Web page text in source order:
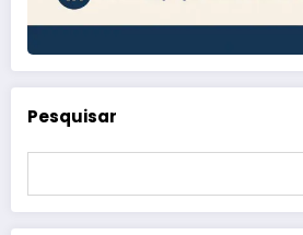
Pesquisar